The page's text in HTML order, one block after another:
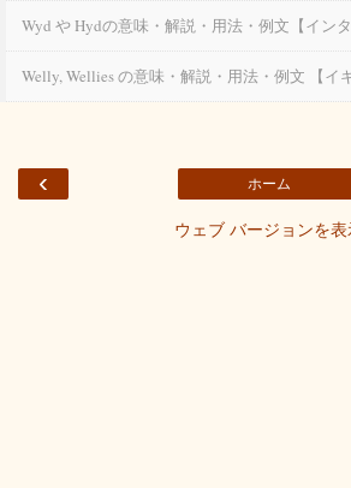
Wyd や Hydの意味・解説・用法・例文【イン
Welly, Wellies の意味・解説・用法・例文 【イ
‹ ホーム
ウェブ バージョンを